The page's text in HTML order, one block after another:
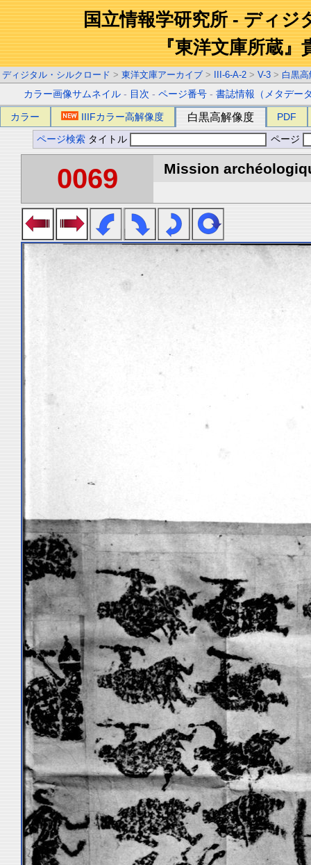
国立情報学研究所 - ディジ
『東洋文庫所蔵』
ディジタル・シルクロード > 東洋文庫アーカイブ > III-6-A-2 > V-3 > 白黒
カラー画像サムネイル - 目次 -ページ番号 -書誌情報（メタデー
カラー IIIFカラー高解像度 白黒高解像度 PDF
ページ検索 タイトル ページ
0069 Mission